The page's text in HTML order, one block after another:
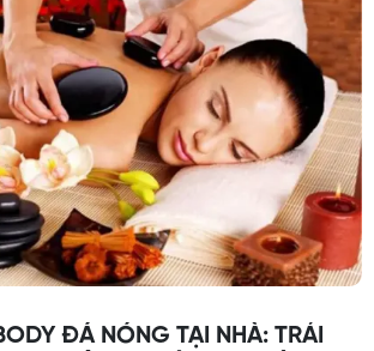
ĐÁ NÓNG TẠI NHÀ: TRẢI